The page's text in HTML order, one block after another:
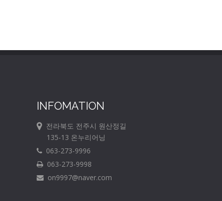
INFOMATION
전라북도 전주시 원산정길
135-13 온누리어닝
063-273-9996
063-273-9998
on9997@naver.com